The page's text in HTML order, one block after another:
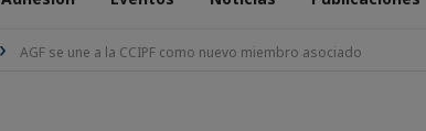
AGF se une a la CCIPF como nuevo miembro asociado